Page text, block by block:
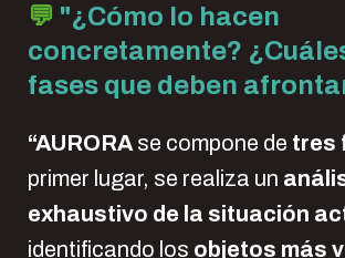
💬 "¿Cómo lo hacen
concretamente?
fases que deben
“AURORA se compone de tres
primer lugar, se realiza un
exhaustivo de la situación
identificando los objetos más